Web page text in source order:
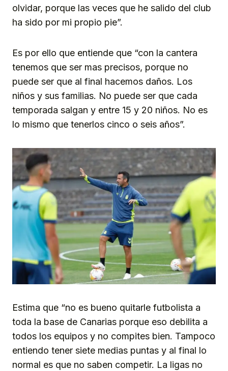
olvidar, porque las veces que he salido del club
ha sido por mi propio pie”.
Es por ello que entiende que “con la cantera
tenemos que ser mas precisos, porque no
puede ser que al final hacemos daños. Los
niños y sus familias. No puede ser que cada
temporada salgan y entre 15 y 20 niños. No es
lo mismo que tenerlos cinco o seis años”.
Estima que “no es bueno quitarle futbolista a
toda la base de Canarias porque eso debilita a
todos los equipos y no compites bien. Tampoco
entiendo tener siete medias puntas y al final lo
normal es que no saben competir. La ligas no